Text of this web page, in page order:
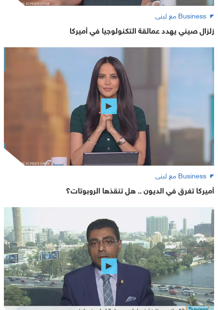
Business مع لبنى
زلزال صيني يهدد عمالقة التكنولوجيا في أميركا
Business مع لبنى
أميركا تغرق في الديون .. هل تنقذها الروبوتات؟